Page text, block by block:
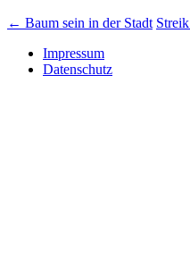
← Baum sein in der Stadt Streik
Impressum
Datenschutz